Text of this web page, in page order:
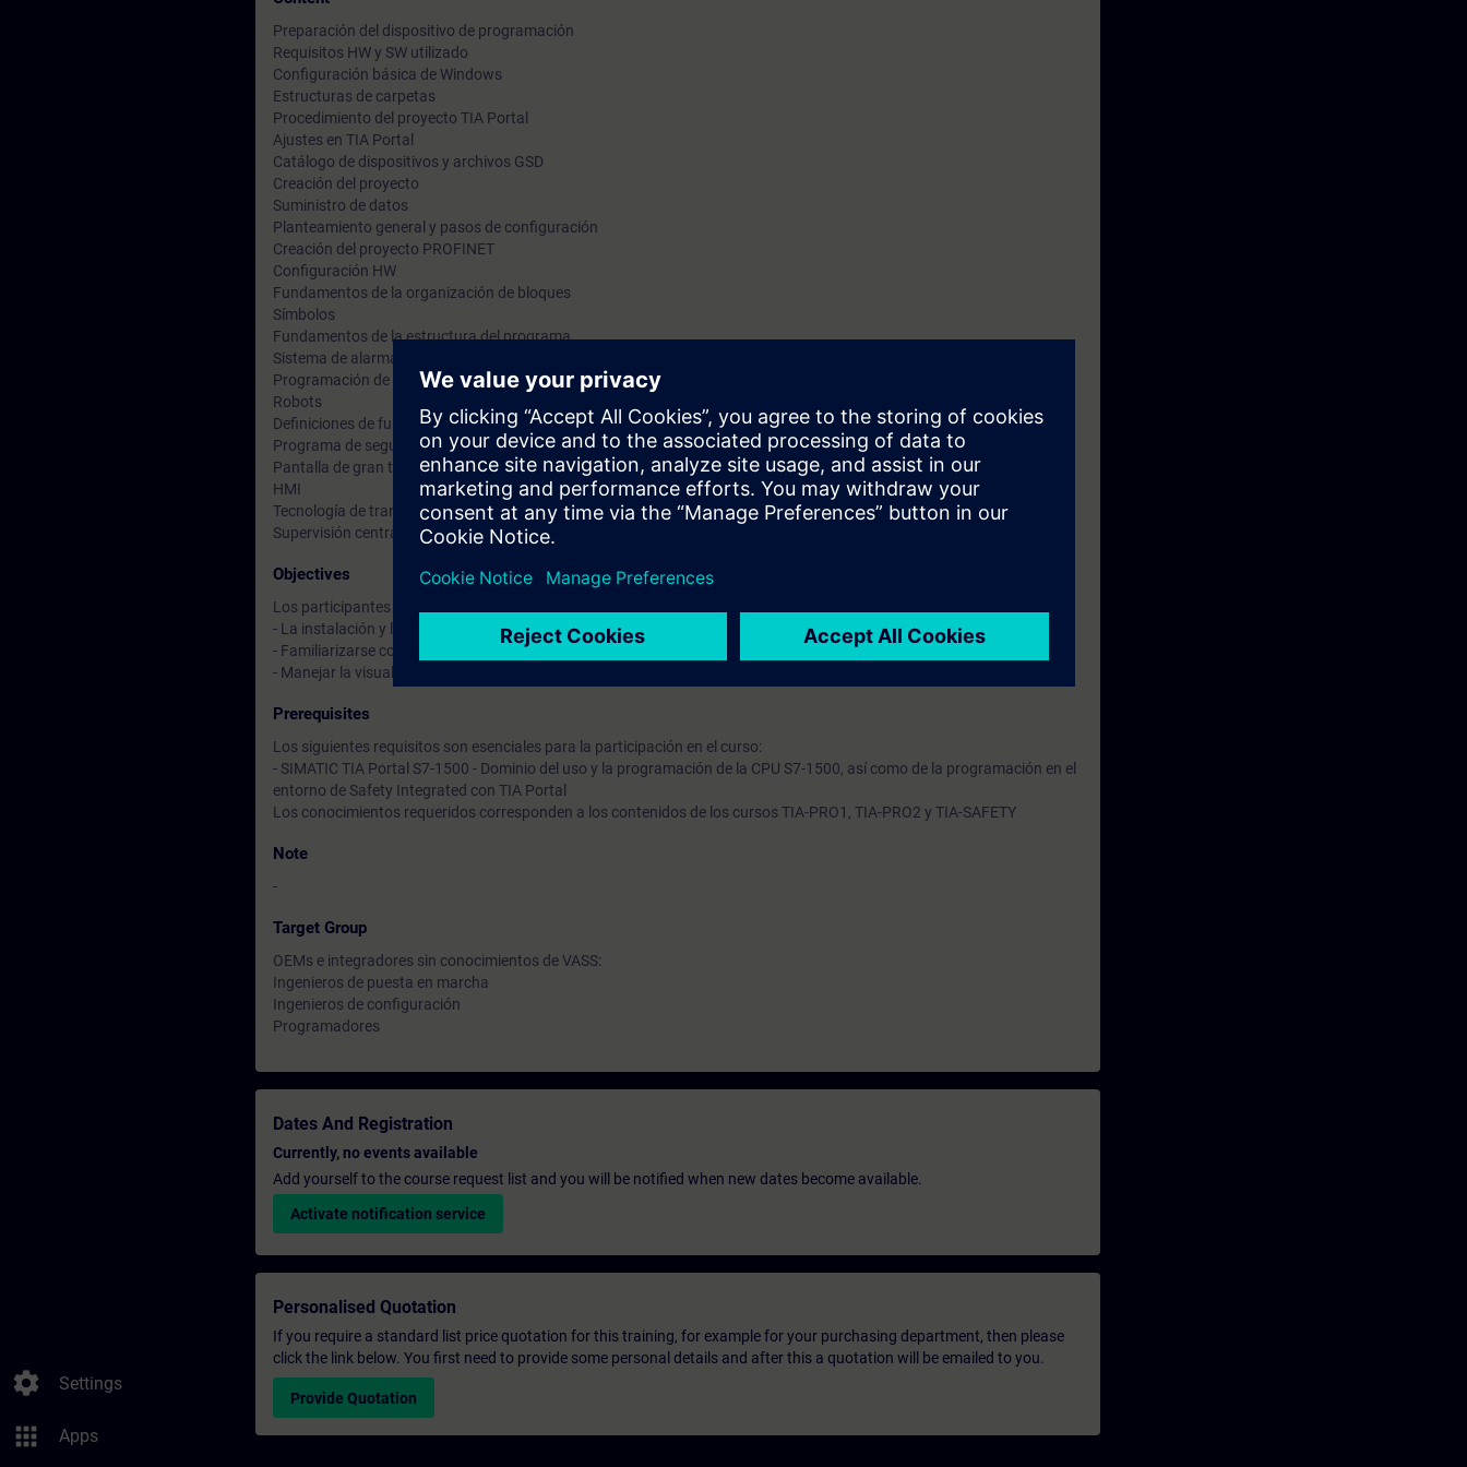
settings Settings
apps Apps
Preparación del dispositivo de programación
Requisitos HW y SW utilizado
Configuración básica de Windows
Estructuras de carpetas
Procedimiento del proyecto TIA Portal
Ajustes en TIA Portal
Catálogo de dispositivos y archivos GSD
Creación del proyecto
Suministro de datos
Planteamiento general y pasos de configuración
Creación del proyecto PROFINET
Configuración HW
Fundamentos de la organización de bloques
Símbolos
Fundamentos de la estructura del programa
Sistema de alarmas ProDiag
Programación de un programa secuencial
Robots
Definiciones de funciones
Programa de seguridad
Pantalla de gran tamaño
HMI
Tecnología de transporte con múltiples estaciones operativas
Supervisión central de la planta
Objectives
Los participantes adquirirán destreza en el estándar VASS 6, con énfasis en:
- La instalación y la configuración de componentes PROFINET y PROFIsafe
- Familiarizarse con la estructura del programa PLC para el control de la planta
- Manejar la visualización y estar familiarizado con el sistema de alarma
Prerequisites
Los siguientes requisitos son esenciales para la participación en el curso:
- SIMATIC TIA Portal S7-1500 - Dominio del uso y la programación de la CPU S7-1500, así como de la programación en el
entorno de Safety Integrated con TIA Portal
Los conocimientos requeridos corresponden a los contenidos de los cursos TIA-PRO1, TIA-PRO2 y TIA-SAFETY
Note
-
Target Group
OEMs e integradores sin conocimientos de VASS:
Ingenieros de puesta en marcha
Ingenieros de configuración
Programadores
Dates And Registration
Currently, no events available
Add yourself to the course request list and you will be notified when new dates become available.
Activate notification service
Personalised Quotation
If you require a standard list price quotation for this training, for example for your purchasing department, then please
click the link below. You first need to provide some personal details and after this a quotation will be emailed to you.
Provide Quotation